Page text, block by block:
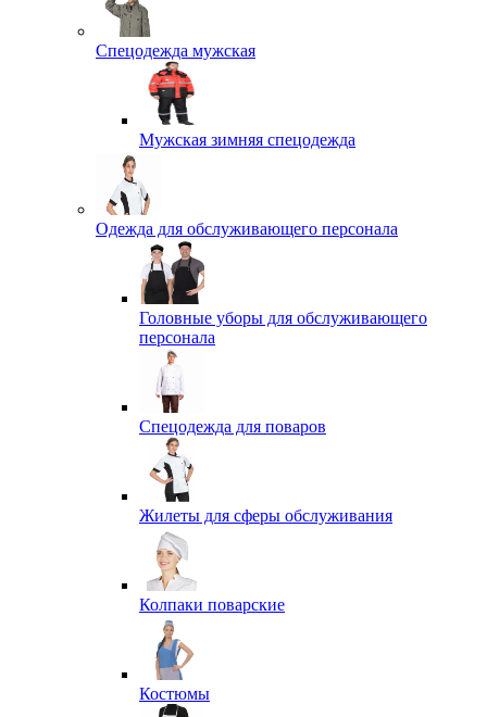
Спецодежда мужская
Мужская зимняя спецодежда
Одежда для обслуживающего персонала
Головные уборы для обслуживающего
персонала
Спецодежда для поваров
Жилеты для сферы обслуживания
Колпаки поварские
Костюмы